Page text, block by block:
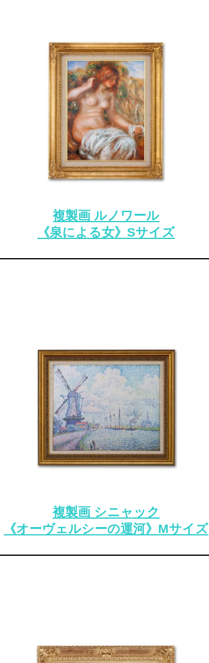
複製画 ルノワール
《泉による女》Sサイズ
複製画 シニャック
《オーヴェルシーの運河》Mサイズ